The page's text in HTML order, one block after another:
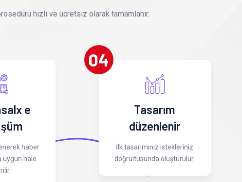
hızlı ve ücretsiz olarak tamamlanır.
e
haber
uygun hale
04
Tasarım
düzenlenir
İlk tasarımınız istekleriniz
doğrultusunda oluşturulur.